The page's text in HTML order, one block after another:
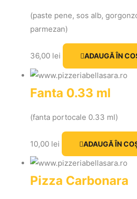
(paste pene, sos alb,
parmezan)
36,00 lei ADAUGĂ ÎN
Fanta 0.33 ml
(fanta portocale 0.33 ml)
10,00 lei ADAUGĂ ÎN
Pizza Carbonara